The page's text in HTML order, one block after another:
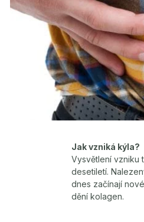
Jak vzniká kýla?
Vysvětlení vzniku
desetiletí.
dnes začínají
dění kolagen.